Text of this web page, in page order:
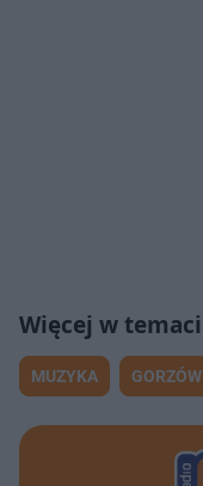
MUZYKA GORZÓW